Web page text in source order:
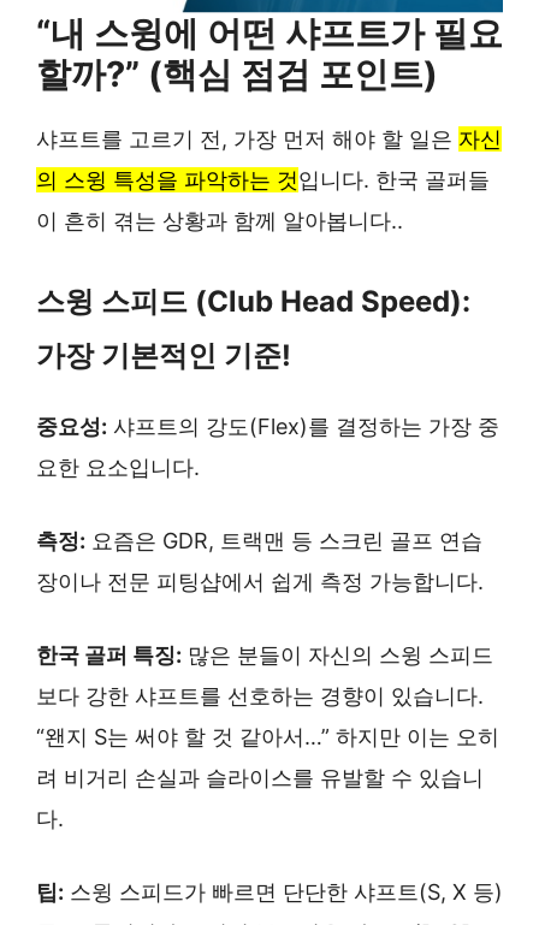
“내 스윙에 어떤 샤프트가 필요
할까?” (핵심 점검 포인트)
샤프트를 고르기 전, 가장 먼저 해야 할 일은 자신
의 스윙 특성을 파악하는 것입니다. 한국 골퍼들
이 흔히 겪는 상황과 함께 알아봅니다..
스윙 스피드 (Club Head Speed):
가장 기본적인 기준!
중요성: 샤프트의 강도(Flex)를 결정하는 가장 중
요한 요소입니다.
측정: 요즘은 GDR, 트랙맨 등 스크린 골프 연습
장이나 전문 피팅샵에서 쉽게 측정 가능합니다.
한국 골퍼 특징: 많은 분들이 자신의 스윙 스피드
보다 강한 샤프트를 선호하는 경향이 있습니다.
“왠지 S는 써야 할 것 같아서…” 하지만 이는 오히
려 비거리 손실과 슬라이스를 유발할 수 있습니
다.
팁: 스윙 스피드가 빠르면 단단한 샤프트(S, X 등)